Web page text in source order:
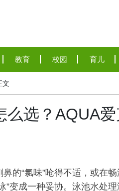
教育 校园 育儿
文
么选？AQUA
的“氯味”呛得不适，或在
”变成一种妥协。泳池水处